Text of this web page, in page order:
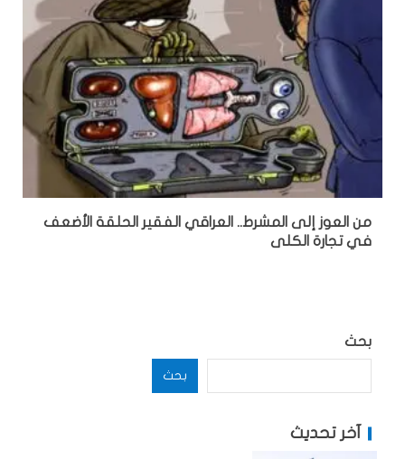
من العوز إلى المشرط.. العراقي الفقير الحلقة الأضعف
في تجارة الكلى
بحث
بحث
آخر تحديث